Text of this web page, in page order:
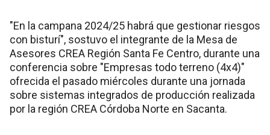
"En la campana 2024/25 habrá que gestionar riesgos
con bisturí", sostuvo el integrante de la Mesa de
Asesores CREA Región Santa Fe Centro, durante una
conferencia sobre "Empresas todo terreno (4x4)"
ofrecida el pasado miércoles durante una jornada
sobre sistemas integrados de producción realizada
por la región CREA Córdoba Norte en Sacanta.